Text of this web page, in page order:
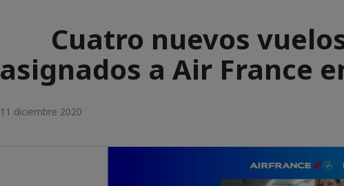
Cuatro nuevos
asignados a Air France
11 diciembre 2020